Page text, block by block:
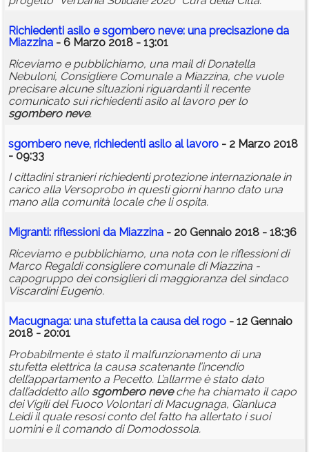
Richiedenti asilo esgombero neve: una precisazione da
Miazzina - 6 Marzo 2018 - 13:01
Riceviamo e pubblichiamo, una mail di Donatella
Nebuloni, Consigliere Comunale a Miazzina, che vuole
precisare alcune situazioni riguardanti il recente
comunicato sui richiedenti asilo al lavoro per lo
sgombero neve.
sgombero neve, richiedenti asilo al lavoro - 2 Marzo 2018
- 09:33
I cittadini stranieri richiedenti protezione internazionale in
carico alla Versoprobo in questi giorni hanno dato una
mano alla comunità locale che li ospita.
Migranti: riflessioni da Miazzina - 20 Gennaio 2018 - 18:36
Riceviamo e pubblichiamo, una nota con le riflessioni di
Marco Regaldi consigliere comunale di Miazzina -
capogruppo dei consiglieri di maggioranza del sindaco
Viscardini Eugenio.
Macugnaga: una stufetta la causa del rogo - 12 Gennaio
2018 - 20:01
Probabilmente è stato il malfunzionamento di una
stufetta elettrica la causa scatenante l’incendio
dell’appartamento a Pecetto. L’allarme è stato dato
dall’addetto allo sgombero neveche ha chiamato il capo
dei Vigili del Fuoco Volontari di Macugnaga, Gianluca
Leidi il quale resosi conto del fatto ha allertato i suoi
uomini e il comando di Domodossola.